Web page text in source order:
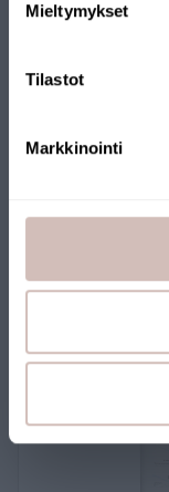
Mieltymykset
Tilastot
Markkinointi